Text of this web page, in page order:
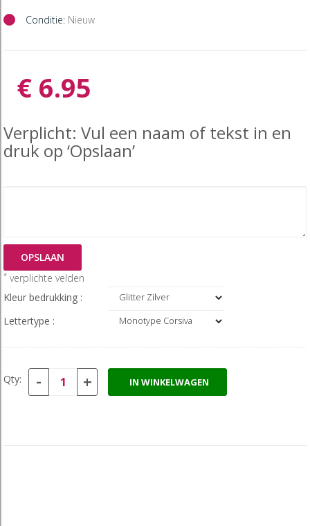
Conditie: Nieuw
€ 6.95
Verplicht: Vul een naam of tekst in en
druk op ‘Opslaan’
OPSLAAN
* verplichte velden
Kleur bedrukking :
Lettertype :
Qty: - + IN WINKELWAGEN